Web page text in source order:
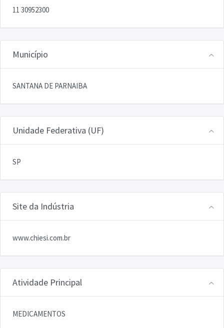
11 30952300
Município
SANTANA DE PARNAIBA
Unidade Federativa (UF)
SP
Site da Indústria
www.chiesi.com.br
Atividade Principal
MEDICAMENTOS